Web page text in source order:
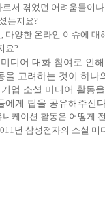
서 겪었던 어려움들이
는지요?
, 다양한 온라인 이슈에 대
요?
디어 대화 참여로 인
을 고려하는 것이 하나
업 소셜 미디어 활동
에게 팁을 공유해주신
케이션 활동은 어떻게
년 삼성전자의 소셜 미